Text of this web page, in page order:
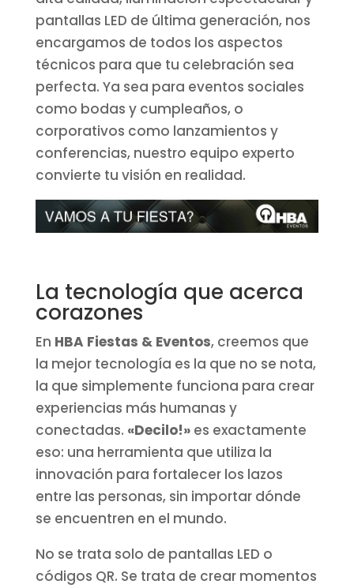
pantallas LED de última generación, nos
encargamos de todos los aspectos
técnicos para que tu celebración sea
perfecta. Ya sea para eventos sociales
como bodas y cumpleaños, o
corporativos como lanzamientos y
conferencias, nuestro equipo experto
convierte tu visión en realidad.
La tecnología que acerca
corazones
En HBA Fiestas & Eventos, creemos que
la mejor tecnología es la que no se nota,
la que simplemente funciona para crear
experiencias más humanas y
conectadas. «Decilo!»es exactamente
eso: una herramienta que utiliza la
innovación para fortalecer los lazos
entre las personas, sin importar dónde
se encuentren en el mundo.
No se trata solo de pantallas LED o
códigos QR. Se trata de crear momentos